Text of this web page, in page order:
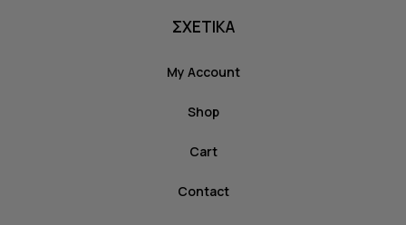
ΣΧΕΤΙΚΑ
My Account
Shop
Cart
Contact